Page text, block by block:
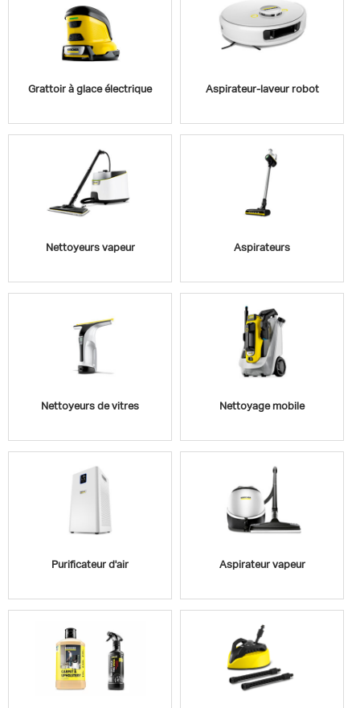
Grattoir à glace électrique Aspirateur-laveur robot
Nettoyeurs vapeur Aspirateurs
Nettoyeurs de vitres Nettoyage mobile
Purificateur d'air Aspirateur vapeur